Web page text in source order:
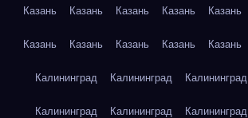
Казань Казань Казань Казань Казань
Казань Казань Казань Казань Казань
Калининград Калининград Калининград
Калининград Калининград Калининград